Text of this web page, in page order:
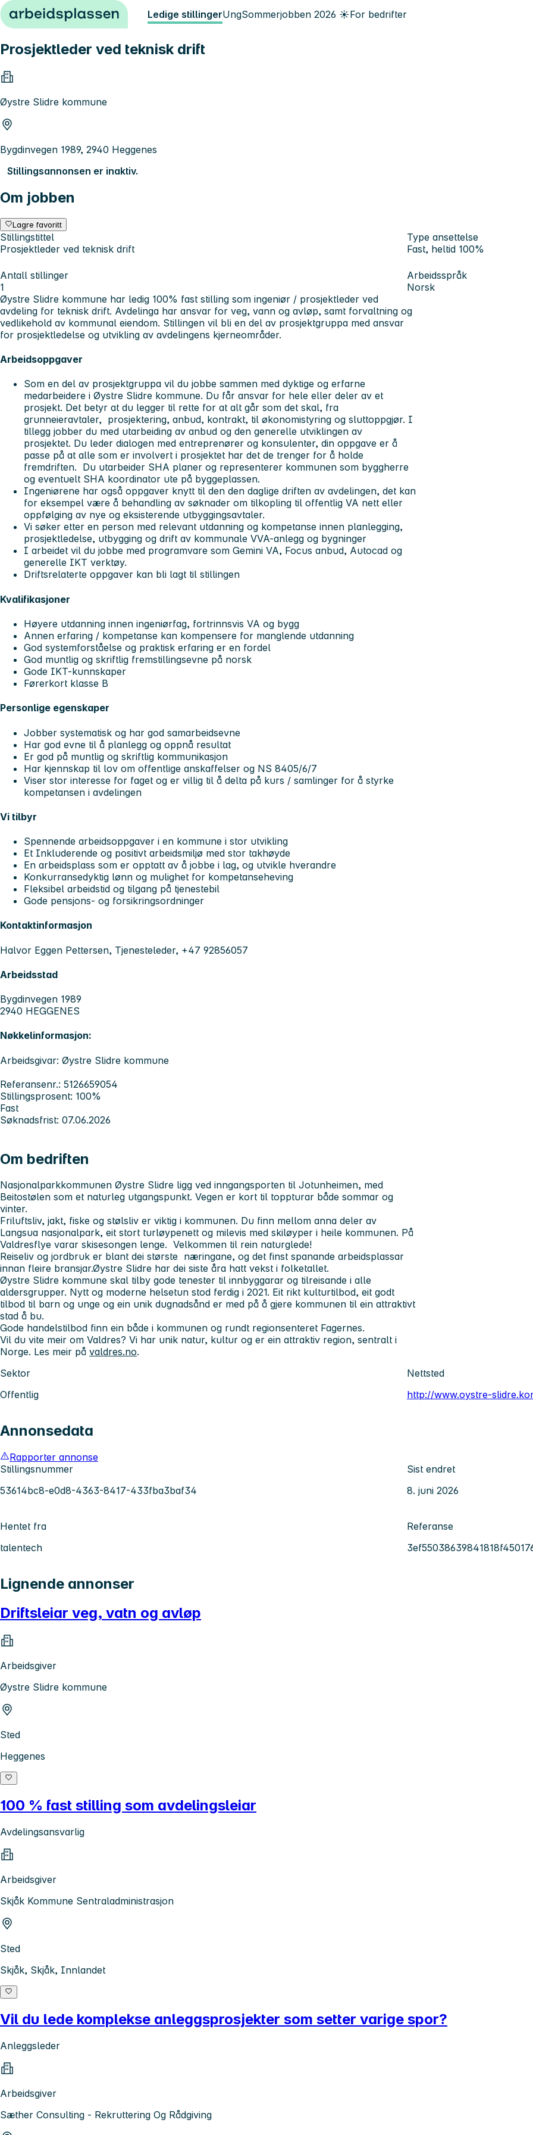
Hopp til innhold Ledige stillingerUngSommerjobben 2026 ☀️For bedrifter
Prosjektleder ved teknisk drift
Øystre Slidre kommune
Bygdinvegen 1989, 2940 Heggenes
Stillingsannonsen er inaktiv.
Om jobben
Lagre favoritt
Stillingstittel
Prosjektleder ved teknisk drift
Type ansettelse
Fast, heltid 100%
Antall stillinger
1
Arbeidsspråk
Norsk
Øystre Slidre kommune har ledig 100% fast stilling som ingeniør / prosjektleder ved
avdeling for teknisk drift. Avdelinga har ansvar for veg, vann og avløp, samt forvaltning og
vedlikehold av kommunal eiendom. Stillingen vil bli en del av prosjektgruppa med ansvar
for prosjektledelse og utvikling av avdelingens kjerneområder.
Arbeidsoppgaver
Som en del av prosjektgruppa vil du jobbe sammen med dyktige og erfarne
medarbeidere i Øystre Slidre kommune. Du får ansvar for hele eller deler av et
prosjekt. Det betyr at du legger til rette for at alt går som det skal, fra
grunneieravtaler, prosjektering, anbud, kontrakt, til økonomistyring og sluttoppgjør. I
tillegg jobber du med utarbeiding av anbud og den generelle utviklingen av
prosjektet. Du leder dialogen med entreprenører og konsulenter, din oppgave er å
passe på at alle som er involvert i prosjektet har det de trenger for å holde
fremdriften. Du utarbeider SHA planer og representerer kommunen som byggherre
og eventuelt SHA koordinator ute på byggeplassen.
Ingeniørene har også oppgaver knytt til den den daglige driften av avdelingen, det kan
for eksempel være å behandling av søknader om tilkopling til offentlig VA nett eller
oppfølging av nye og eksisterende utbyggingsavtaler.
Vi søker etter en person med relevant utdanning og kompetanse innen planlegging,
prosjektledelse, utbygging og drift av kommunale VVA-anlegg og bygninger
I arbeidet vil du jobbe med programvare som Gemini VA, Focus anbud, Autocad og
generelle IKT verktøy.
Driftsrelaterte oppgaver kan bli lagt til stillingen
Kvalifikasjoner
Høyere utdanning innen ingeniørfag, fortrinnsvis VA og bygg
Annen erfaring / kompetanse kan kompensere for manglende utdanning
God systemforståelse og praktisk erfaring er en fordel
God muntlig og skriftlig fremstillingsevne på norsk
Gode IKT-kunnskaper
Førerkort klasse B
Personlige egenskaper
Jobber systematisk og har god samarbeidsevne
Har god evne til å planlegg og oppnå resultat
Er god på muntlig og skriftlig kommunikasjon
Har kjennskap til lov om offentlige anskaffelser og NS 8405/6/7
Viser stor interesse for faget og er villig til å delta på kurs / samlinger for å styrke
kompetansen i avdelingen
Vi tilbyr
Spennende arbeidsoppgaver i en kommune i stor utvikling
Et Inkluderende og positivt arbeidsmiljø med stor takhøyde
En arbeidsplass som er opptatt av å jobbe i lag, og utvikle hverandre
Konkurransedyktig lønn og mulighet for kompetanseheving
Fleksibel arbeidstid og tilgang på tjenestebil
Gode pensjons- og forsikringsordninger
Kontaktinformasjon
Halvor Eggen Pettersen, Tjenesteleder, +47 92856057
Arbeidsstad
Bygdinvegen 1989
2940 HEGGENES
Nøkkelinformasjon:
Arbeidsgivar: Øystre Slidre kommune
Referansenr.: 5126659054
Stillingsprosent: 100%
Fast
Søknadsfrist: 07.06.2026
Om bedriften
Nasjonalparkkommunen Øystre Slidre ligg ved inngangsporten til Jotunheimen, med
Beitostølen som et naturleg utgangspunkt. Vegen er kort til toppturar både sommar og
vinter.
Friluftsliv, jakt, fiske og stølsliv er viktig i kommunen. Du finn mellom anna deler av
Langsua nasjonalpark, eit stort turløypenett og milevis med skiløyper i heile kommunen. På
Valdresflye varar skisesongen lenge. Velkommen til rein naturglede!
Reiseliv og jordbruk er blant dei største næringane, og det finst spanande arbeidsplassar
innan fleire bransjar.Øystre Slidre har dei siste åra hatt vekst i folketallet.
Øystre Slidre kommune skal tilby gode tenester til innbyggarar og tilreisande i alle
aldersgrupper. Nytt og moderne helsetun stod ferdig i 2021. Eit rikt kulturtilbod, eit godt
tilbod til barn og unge og ein unik dugnadsånd er med på å gjere kommunen til ein attraktivt
stad å bu.
Gode handelstilbod finn ein både i kommunen og rundt regionsenteret Fagernes.
Vil du vite meir om Valdres? Vi har unik natur, kultur og er ein attraktiv region, sentralt i
Norge. Les meir på valdres.no.
Sektor
Offentlig
Nettsted
http://www.oystre-
Annonsedata
Rapporter annonse
Stillingsnummer
53614bc8-e0d8-4363-8417-433fba3baf34
Sist endret
8. juni 2026
Hentet fra
talentech
Referanse
Lignende annonser
Driftsleiar veg, vatn og avløp
Arbeidsgiver
Øystre Slidre kommune
Sted
Heggenes
100 % fast stilling som avdelingsleiar
Avdelingsansvarlig
Arbeidsgiver
Skjåk Kommune Sentraladministrasjon
Sted
Skjåk, Skjåk, Innlandet
Vil du lede komplekse anleggsprosjekter som setter varige spor?
Anleggsleder
Arbeidsgiver
Sæther Consulting - Rekruttering Og Rådgiving